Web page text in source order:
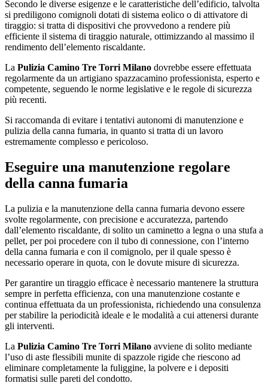
Secondo le diverse esigenze e le caratteristiche dell’edificio, talvolta
si prediligono comignoli dotati di sistema eolico o di attivatore di
tiraggio: si tratta di dispositivi che provvedono a rendere più
efficiente il sistema di tiraggio naturale, ottimizzando al massimo il
rendimento dell’elemento riscaldante.
La Pulizia Camino Tre Torri Milano dovrebbe essere effettuata
regolarmente da un artigiano spazzacamino professionista, esperto e
competente, seguendo le norme legislative e le regole di sicurezza
più recenti.
Si raccomanda di evitare i tentativi autonomi di manutenzione e
pulizia della canna fumaria, in quanto si tratta di un lavoro
estremamente complesso e pericoloso.
Eseguire una manutenzione regolare
della canna fumaria
La pulizia e la manutenzione della canna fumaria devono essere
svolte regolarmente, con precisione e accuratezza, partendo
dall’elemento riscaldante, di solito un caminetto a legna o una stufa a
pellet, per poi procedere con il tubo di connessione, con l’interno
della canna fumaria e con il comignolo, per il quale spesso è
necessario operare in quota, con le dovute misure di sicurezza.
Per garantire un tiraggio efficace è necessario mantenere la struttura
sempre in perfetta efficienza, con una manutenzione costante e
continua effettuata da un professionista, richiedendo una consulenza
per stabilire la periodicità ideale e le modalità a cui attenersi durante
gli interventi.
La Pulizia Camino Tre Torri Milano avviene di solito mediante
l’uso di aste flessibili munite di spazzole rigide che riescono ad
eliminare completamente la fuliggine, la polvere e i depositi
formatisi sulle pareti del condotto.